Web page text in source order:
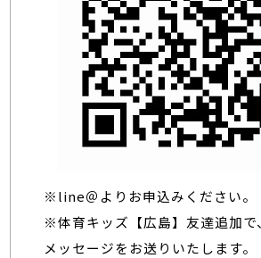
※line＠よりお申込みください。
※体育キッズ【広島】友達追加で
メッセージをお送りいたします。